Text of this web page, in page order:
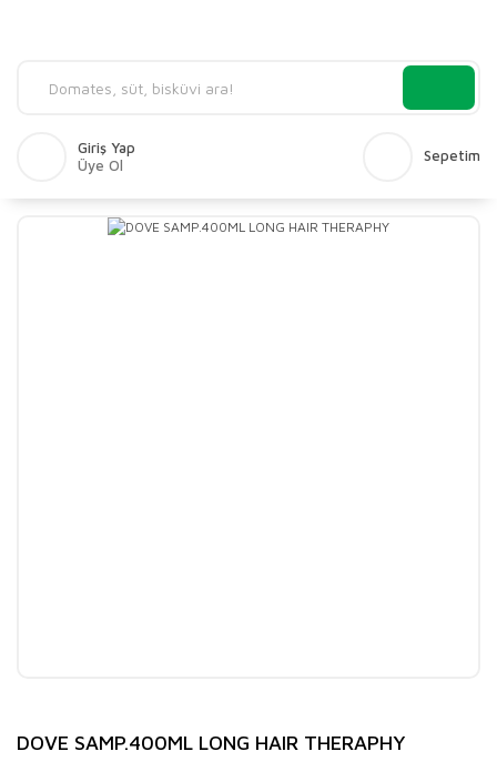
Giriş Yap
Üye Ol
Sepetim
DOVE SAMP.400ML LONG HAIR THERAPHY